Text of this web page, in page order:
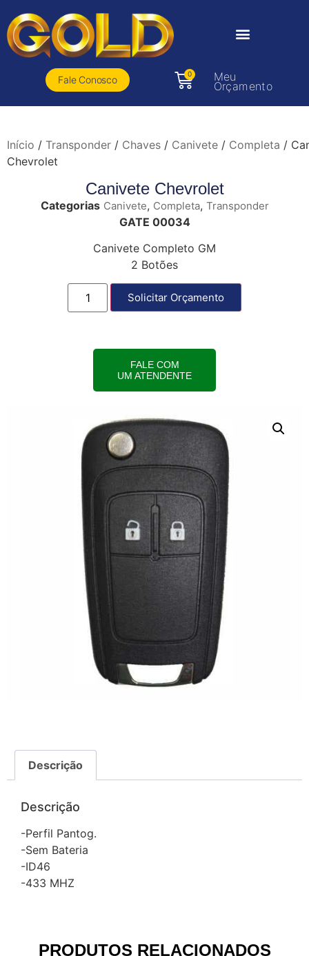
Fale Conosco
0 Meu
Orçamento
Início / Transponder / Chaves / Canivete / Completa /
Chevrolet
Canivete Chevrolet
Categorias Canivete, Completa, Transponder
GATE 00034
Canivete Completo GM
2 Botões
Solicitar Orçamento
FALE COM
UM ATENDENTE
Descrição
Descrição
-Perfil Pantog.
-Sem Bateria
-ID46
-433 MHZ
PRODUTOS RELACIONADOS